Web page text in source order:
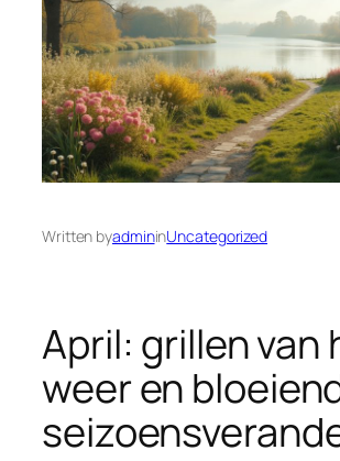
Written byadmininUncategorized
April: grillen van
weer en